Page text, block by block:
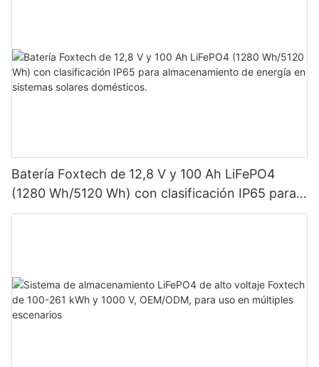
Batería Foxtech de 12,8 V y 100 Ah LiFePO4
(1280 Wh/5120 Wh) con clasificación IP65 para
almacenamiento de energía en sistemas solares